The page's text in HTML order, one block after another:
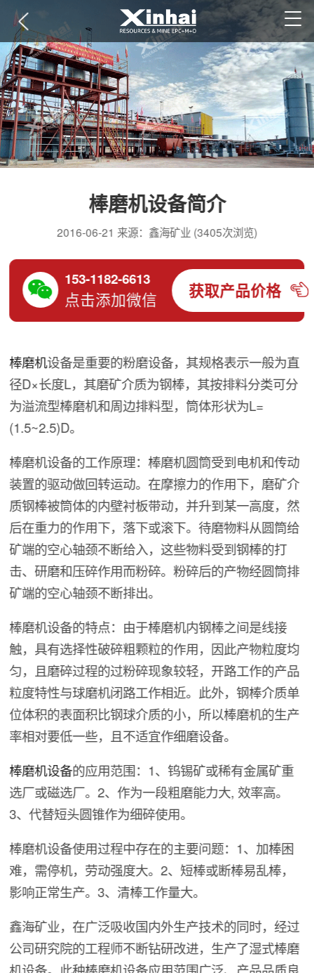
棒磨机设备简介
2016-06-21 来源：鑫海矿业 (3405次浏览)
153-1182-6613
点击添加微信 获取产品价格
棒磨机设备是重要的粉磨设备，其规格表示一般为直
径D×长度L，其磨矿介质为钢棒，其按排料分类可分
为溢流型棒磨机和周边排料型，筒体形状为L=
(1.5~2.5)D。
棒磨机设备的工作原理：棒磨机圆筒受到电机和传动
装置的驱动做回转运动。在摩擦力的作用下，磨矿介
质钢棒被筒体的内壁衬板带动，并升到某一高度，然
后在重力的作用下，落下或滚下。待磨物料从圆筒给
矿端的空心轴颈不断给入，这些物料受到钢棒的打
击、研磨和压碎作用而粉碎。粉碎后的产物经圆筒排
矿端的空心轴颈不断排出。
棒磨机设备的特点：由于棒磨机内钢棒之间是线接
触，具有选择性破碎粗颗粒的作用，因此产物粒度均
匀，且磨碎过程的过粉碎现象较轻，开路工作的产品
粒度特性与球磨机闭路工作相近。此外，钢棒介质单
位体积的表面积比钢球介质的小，所以棒磨机的生产
率相对要低一些，且不适宜作细磨设备。
棒磨机设备的应用范围：1、钨锡矿或稀有金属矿重
选厂或磁选厂。2、作为一段粗磨能力大, 效率高。
3、代替短头圆锥作为细碎使用。
棒磨机设备使用过程中存在的主要问题：1、加棒困
难，需停机，劳动强度大。2、短棒或断棒易乱棒，
影响正常生产。3、清棒工作量大。
鑫海矿业，在广泛吸收国内外生产技术的同时，经过
公司研究院的工程师不断钻研改进，生产了湿式棒磨
机设备。此种棒磨机设备应用范围广泛、产品品质良